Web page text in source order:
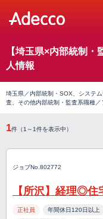
【埼玉県×内部統制
人情報
埼玉県／内部統制・SOX、システ
査、その他内部統制・監査系職種／
1件（1～1件を表示中）
ジョブNo.802772
【所沢】経理◎
正社員 年間休日120日以上